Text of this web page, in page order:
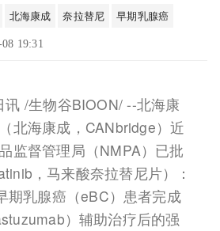
北海康成 奈拉替尼 早期乳腺癌
19:31
/生物谷BIOON/ --北海康
北海康成，CANbridge）近
监督管理局（NMPA）已批
，马来酸奈拉替尼片）：
期乳腺癌（eBC）患者完成
）辅助治疗后的强